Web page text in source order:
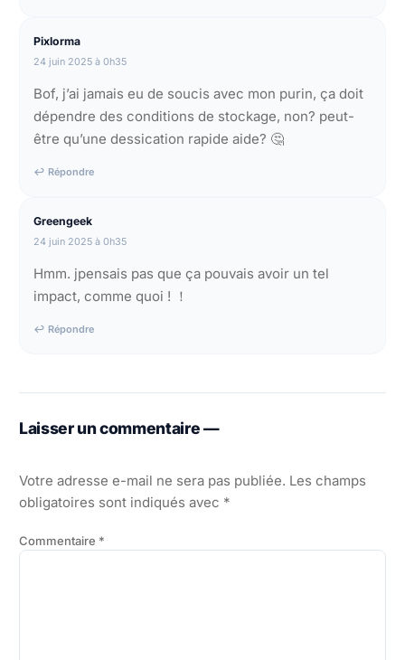
Pixlorma
24 juin 2025 à 0h35
Bof, j’ai jamais eu de soucis avec mon purin, ça doit
dépendre des conditions de stockage, non? peut-
être qu’une dessication rapide aide? 🤔
↩ Répondre
Greengeek
24 juin 2025 à 0h35
Hmm. jpensais pas que ça pouvais avoir un tel
impact, comme quoi ! ！
↩ Répondre
Laisser un commentaire —
Votre adresse e-mail ne sera pas publiée. Les champs
obligatoires sont indiqués avec *
Commentaire *